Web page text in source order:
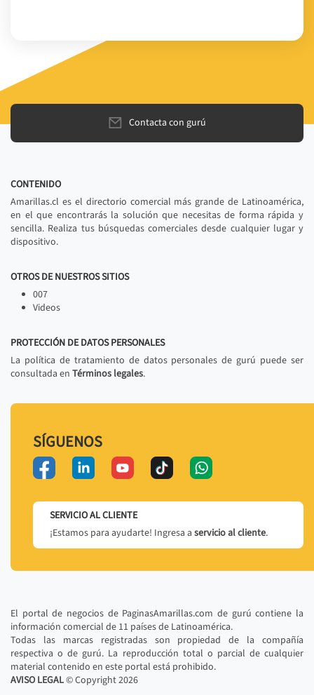
Contacta con gurú
CONTENIDO
Amarillas.cl es el directorio comercial más grande de Latinoamérica,
en el que encontrarás la solución que necesitas de forma rápida y
sencilla. Realiza tus búsquedas comerciales desde cualquier lugar y
dispositivo.
OTROS DE NUESTROS SITIOS
007
Videos
PROTECCIÓN DE DATOS PERSONALES
La política de tratamiento de datos personales de gurú puede ser
consultada en Términos legales.
SÍGUENOS
SERVICIO AL CLIENTE
¡Estamos para ayudarte! Ingresa a servicio al cliente.
El portal de negocios de PaginasAmarillas.com de gurú contiene la
información comercial de 11 países de Latinoamérica.
Todas las marcas registradas son propiedad de la compañía
respectiva o de gurú. La reproducción total o parcial de cualquier
material contenido en este portal está prohibido.
AVISO LEGAL© Copyright2026